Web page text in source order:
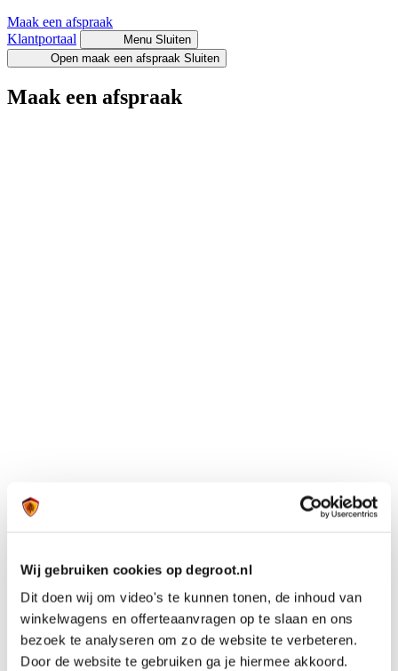
Wij gebruiken cookies op degroot.nl
Dit doen wij om video's te kunnen tonen, de inhoud van
winkelwagens en offerteaanvragen op te slaan en ons
bezoek te analyseren om zo de website te verbeteren.
Door de website te gebruiken ga je hiermee akkoord.
Maak een afspraak
Klantportaal
Menu Sluiten
Open maak een afspraak Sluiten
Maak een afspraak